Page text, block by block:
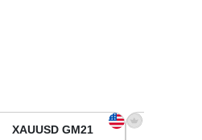
XAUUSD GM21